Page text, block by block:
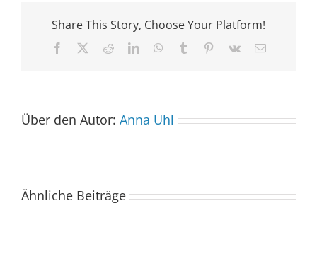
Share This Story, Choose Your Platform!
Facebook RedditLinkedInWhatsApp
Tumblr Pinterest
Vk
E-
Über den Autor: Anna Uhl
Ähnliche Beiträge